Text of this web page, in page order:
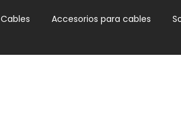
Cables Accesorios para cables